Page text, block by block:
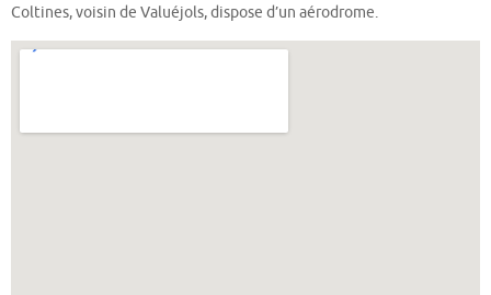
Coltines, voisin de Valuéjols, dispose d’un aérodrome.